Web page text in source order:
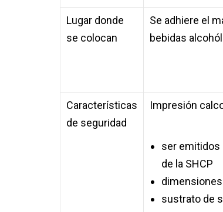
Lugar donde
se colocan
Se adhiere el
bebidas
Características
de seguridad
Impresión
ser emitidos
de la SHCP
sustrato de